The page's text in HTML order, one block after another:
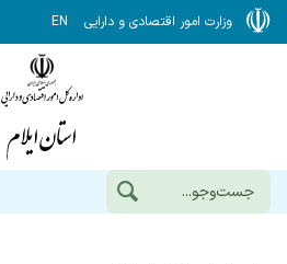
وزارت امور اقتصادی و دارایی EN